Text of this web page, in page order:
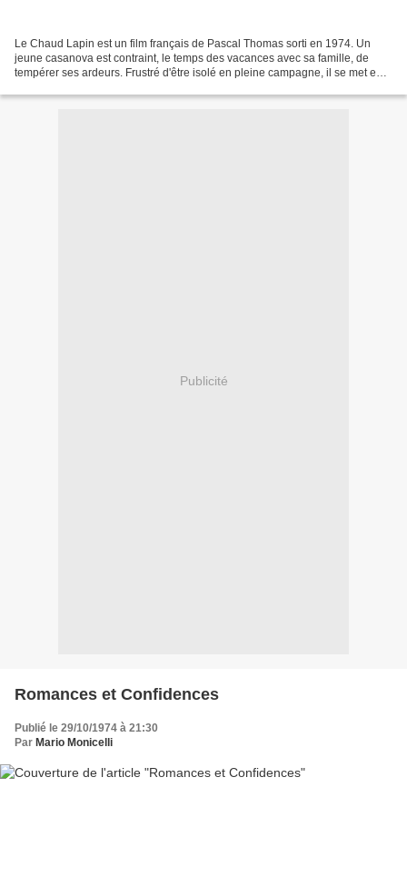
Le Chaud Lapin est un film français de Pascal Thomas sorti en 1974. Un
jeune casanova est contraint, le temps des vacances avec sa famille, de
tempérer ses ardeurs. Frustré d'être isolé en pleine campagne, il se met en
Publicité
Romances et Confidences
Publié le 29/10/1974 à 21:30
Par Mario Monicelli